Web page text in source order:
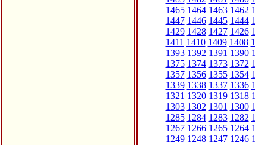
1465 1464 1463 1462
1447 1446 1445 1444
1429 1428 1427 1426
1411 1410 1409 1408
1393 1392 1391 1390
1375 1374 1373 1372
1357 1356 1355 1354
1339 1338 1337 1336
1321 1320 1319 1318
1303 1302 1301 1300
1285 1284 1283 1282
1267 1266 1265 1264
1249 1248 1247 1246